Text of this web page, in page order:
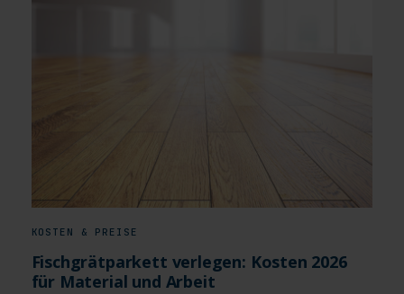
KOSTEN & PREISE
Fischgrätparkett verlegen: Kosten 2026
für Material und Arbeit